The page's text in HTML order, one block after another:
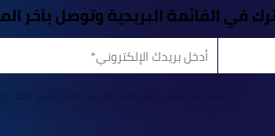
في القائمة البريدية وتوصل بآخر
بريدك الإلكتروني آمن معنا، نحن لا نرسل البريد المزعج!